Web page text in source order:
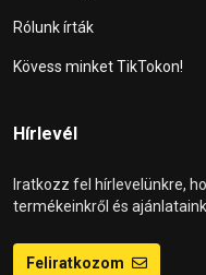
Rólunk írták
Kövess minket TikTokon!
Hírlevél
Iratkozz fel hírlevelünkre,
termékeinkről és
Feliratkozom